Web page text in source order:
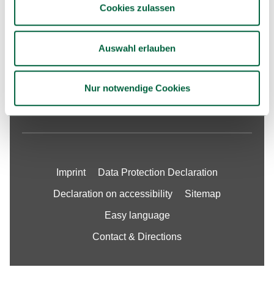
Cookies zulassen
Auswahl erlauben
Nur notwendige Cookies
Job Openings
Imprint Data Protection Declaration
Declaration on accessibility Sitemap
Easy language
Contact & Directions